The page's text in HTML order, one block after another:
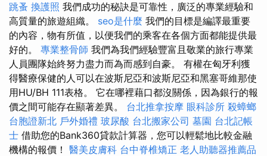
跳蚤 換護照 我們成功的秘訣是可靠性，廣泛的專業經驗和
高質量的旅遊組織。 seo是什麼 我們的目標是編譯最重要
的內容，物有所值，以便我們的乘客在各個方面都能提供最
好的。 專業整骨師 我們為我們經驗豐富且敬業的旅行專業
人員團隊始終努力盡力而為而感到自豪。 有權在匈牙利獲
得醫療保健的人可以在波斯尼亞和波斯尼亞和黑塞哥維那使
用HU/BH 111表格。 它在哪裡藉口都沒關係，因為銀行的報
價之間可能存在顯著差異。 台北推拿按摩 眼科診所 殺蟑螂
台胞證新北 戶外婚禮 玻尿酸 台北搬家公司 墓園 台北記帳
士 借助您的Bank360貸款計算器，您可以輕鬆地比較金融
機構的報價！ 醫美皮膚科 台中脊椎矯正 老人助聽器推薦品